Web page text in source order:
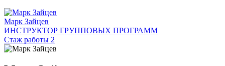
Марк Зайцев
ИНСТРУКТОР ГРУППОВЫХ ПРОГРАММ
Стаж работы 2